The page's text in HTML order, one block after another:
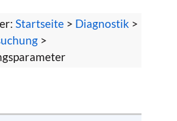
Startseite > Diagnostik >
>